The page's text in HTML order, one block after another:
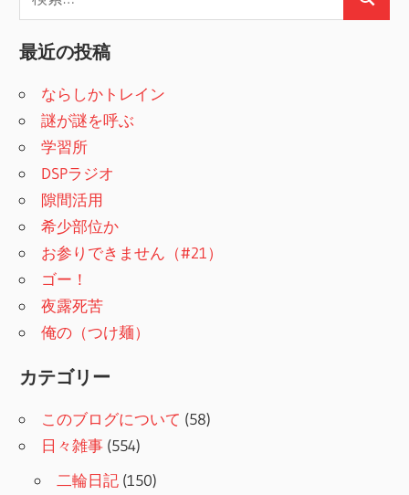
索
:
検
最近の投稿
ならしかトレイン
謎が謎を呼ぶ
学習所
DSPラジオ
隙間活用
希少部位か
お参りできません（#21）
ゴー！
夜露死苦
俺の（つけ麺）
カテゴリー
このブログについて (58)
日々雑事 (554)
二輪日記 (150)